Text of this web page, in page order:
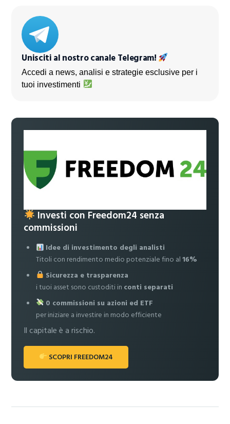
Unisciti al nostro canale Telegram!
Accedi a news, analisi e strategie esclusive per i
tuoi investimenti
Investi con Freedom24 senza
commissioni
Idee di investimento degli analisti
Titoli con rendimento medio potenziale fino al16%
Sicurezza e trasparenza
i tuoi asset sono custoditi in conti separati
0 commissioni su azioni ed ETF
per iniziare a investire in modo efficiente
Il capitale è a rischio.
SCOPRI FREEDOM24